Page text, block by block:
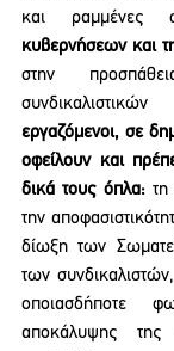
και ραμμένες
κυβερνήσεων και
στην
εργαζόμενοι, σε
οφείλουν και
δικά τους όπλα: τη
την
δίωξη των
των
οποιασδήποτε
αποκάλυψης της